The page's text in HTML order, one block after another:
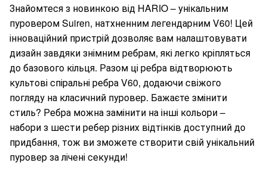
Знайомтеся з новинкою від HARIO – унікальним
пуровером Suiren, натхненним легендарним V60! Цей
інноваційний пристрій дозволяє вам налаштовувати
дизайн завдяки знімним ребрам, які легко кріпляться
до базового кільця. Разом ці ребра відтворюють
культові спіральні ребра V60, додаючи свіжого
погляду на класичний пуровер. Бажаєте змінити
стиль? Ребра можна замінити на інші кольори –
набори з шести ребер різних відтінків доступний до
придбання, тож ви зможете створити свій унікальний
пуровер за лічені секунди!